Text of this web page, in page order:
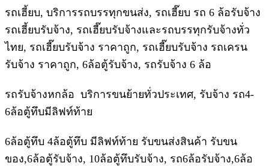
รถเฮี้ยบ, บริการรถบรรทุกขนส่ง, รถเฮี๊ยบ รถ 6 ล้อรับจ้าง
รถเฮี้ยบรับจ้าง, รถเฮี๊ยบรับจ้างและรถบรรทุกรับจ้างทั่ว
ไทย, รถเฮี๊ยบรับจ้าง ราคาถูก, รถเฮี๊ยบรับจ้าง รถเครน
รับจ้าง ราคาถูก, 6ล้อตู้รับจ้าง, รถรับจ้าง 6 ล้อ
รถรับจ้างหกล้อ บริการขนย้ายทั่วประเทศ, รับจ้าง รถ4-
6ล้อตู้ทึบมีลิฟท์ท้าย
6ล้อตู้ทึบ 4ล้อตู้ทึบ มีลิฟท์ท้าย รับขนส่งสินค้า รับขน
ของ,6ล้อตู้รับจ้าง, 10ล้อตู้ทึบรับจ้าง, รถ6ล้อรับจ้าง,6ล้อ